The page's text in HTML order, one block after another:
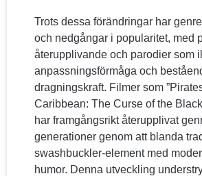
Trots dessa förändringar har
och nedgångar i popularitet, med
återupplivande och parodier som
anpassningsförmåga och
dragningskraft. Filmer som
Caribbean: The Curse of the
har framgångsrikt återupplivat
generationer genom att blanda
swashbuckler-element med
humor. Denna utveckling